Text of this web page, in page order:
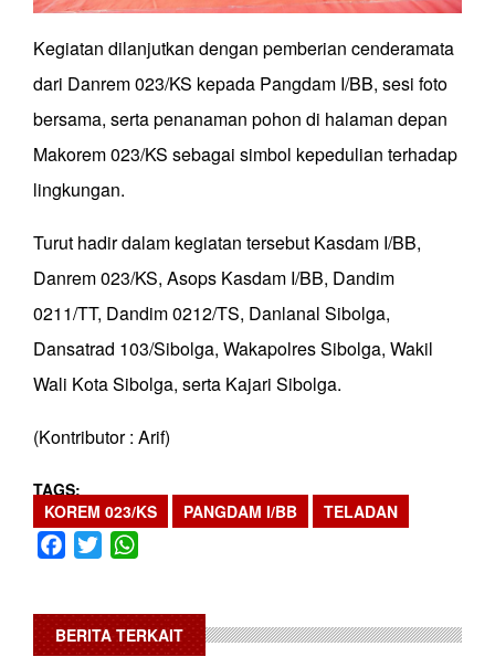
Kegiatan dilanjutkan dengan pemberian cenderamata
dari Danrem 023/KS kepada Pangdam I/BB, sesi foto
bersama, serta penanaman pohon di halaman depan
Makorem 023/KS sebagai simbol kepedulian terhadap
lingkungan.
Turut hadir dalam kegiatan tersebut Kasdam I/BB,
Danrem 023/KS, Asops Kasdam I/BB, Dandim
0211/TT, Dandim 0212/TS, Danlanal Sibolga,
Dansatrad 103/Sibolga, Wakapolres Sibolga, Wakil
Wali Kota Sibolga, serta Kajari Sibolga.
(Kontributor : Arif)
TAGS
KOREM 023/KS
PANGDAM I/BB TELADAN
Facebook
Twitter
BERITA TERKAIT